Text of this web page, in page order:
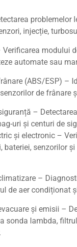
problemelor
injecție,
modului
automate sau
(ABS/ESP) –
de frânare
–
uri și centuri de
și electronic –
bateriei, senzorilor
–
de aer condiționat
și emisii –
sonda lambda,